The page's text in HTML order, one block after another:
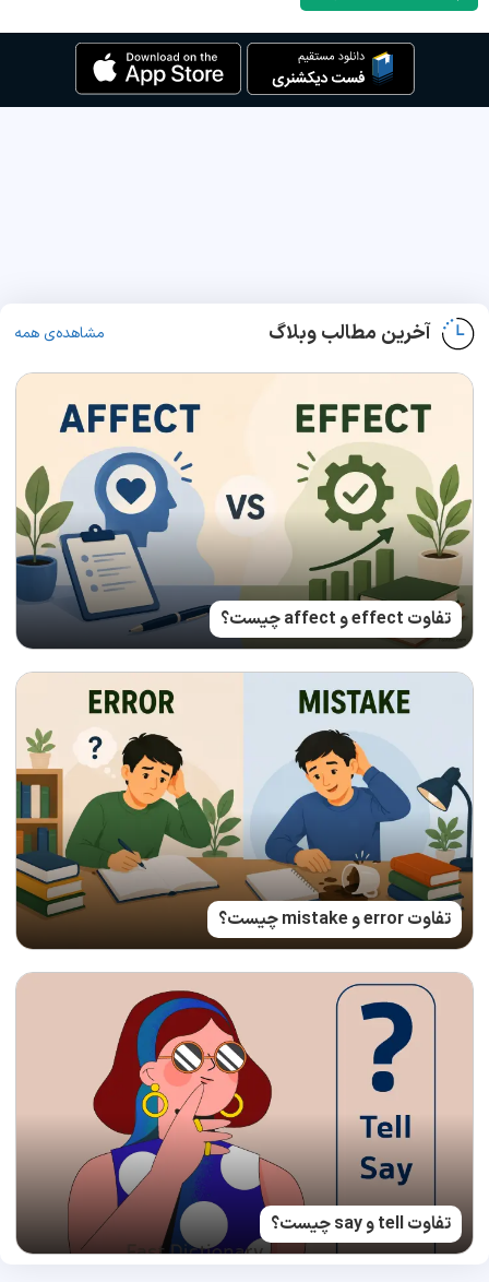
آخرین مطالب وبلاگ مشاهده‌ی همه
تفاوت effect و affect چیست؟
تفاوت error و mistake چیست؟
تفاوت tell و say چیست؟